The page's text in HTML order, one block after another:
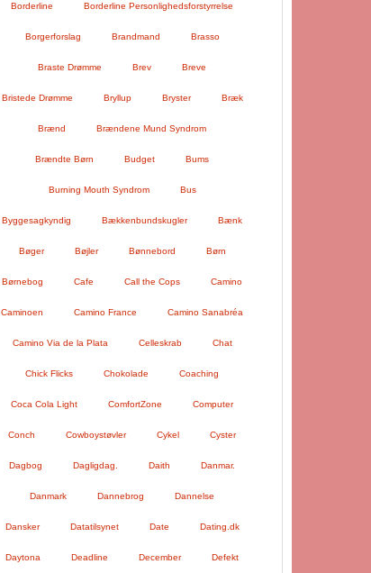
Borderline Borderline Personlighedsforstyrrelse
Borgerforslag Brandmand Brasso
Braste Drømme Brev Breve
Bristede Drømme Bryllup Bryster Bræk
Brænd Brændene Mund Syndrom
Brændte Børn Budget Bums
Burning Mouth Syndrom Bus
Byggesagkyndig Bækkenbundskugler Bænk
Bøger Bøjler Bønnebord Børn
Børnebog Cafe Call the Cops Camino
Caminoen Camino France Camino Sanabréa
Camino Via de la Plata Celleskrab Chat
Chick Flicks Chokolade Coaching
Coca Cola Light ComfortZone Computer
Conch Cowboystøvler Cykel Cyster
Dagbog Dagligdag. Daith Danmar.
Danmark Dannebrog Dannelse
Dansker Datatilsynet Date Dating.dk
Daytona Deadline December Defekt